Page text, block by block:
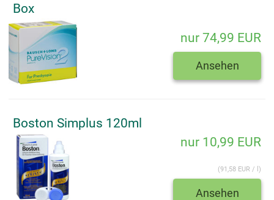
Box
nur 74,99 EUR
Ansehen
Boston Simplus 120ml
nur 10,99 EUR
(91,58 EUR / l)
Ansehen